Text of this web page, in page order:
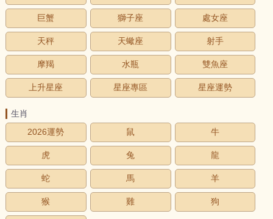
巨蟹 獅子座 處女座
天秤 天蠍座 射手
摩羯 水瓶 雙魚座
上升星座 星座專區 星座運勢
生肖
2026運勢
鼠 牛
虎 兔 龍
蛇 馬 羊
猴 雞 狗